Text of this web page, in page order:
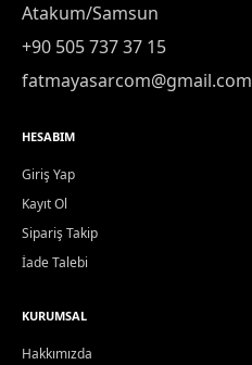
Atakum/Samsun
+90 505 737 37 15
fatmayasarcom@gmail.com
HESABIM
Giriş Yap
Kayıt Ol
Sipariş Takip
İade Talebi
KURUMSAL
Hakkımızda